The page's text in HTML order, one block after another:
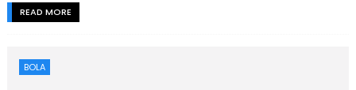
READ MORE
BOLA